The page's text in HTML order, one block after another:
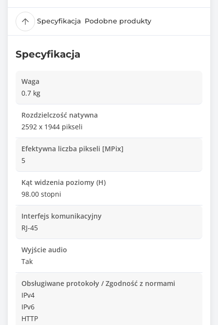
Specyfikacja Podobne produkty
Specyfikacja
Waga
0.7 kg
Rozdzielczość natywna
2592 x 1944 pikseli
Efektywna liczba pikseli [MPix]
5
Kąt widzenia poziomy (H)
98.00 stopni
Interfejs komunikacyjny
RJ-45
Wyjście audio
Tak
Obsługiwane protokoły / Zgodność z normami
IPv4
IPv6
HTTP